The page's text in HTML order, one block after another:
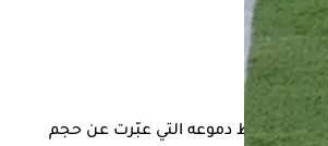
وسط دموعه التي عبّرت عن حجم